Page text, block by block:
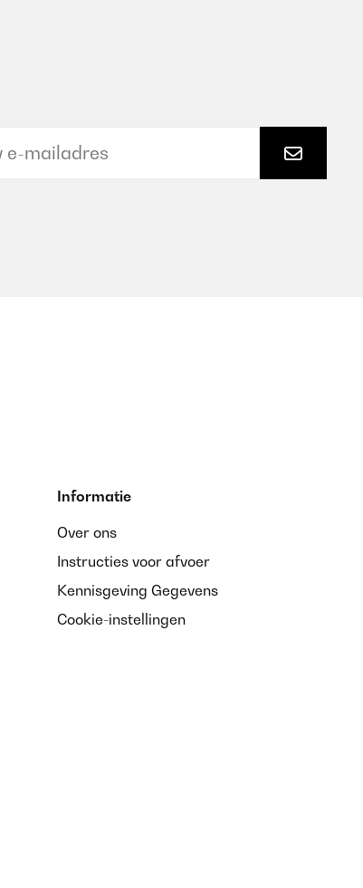
Informatie
Over ons
Instructies voor afvoer
Kennisgeving Gegevens
Cookie-instellingen